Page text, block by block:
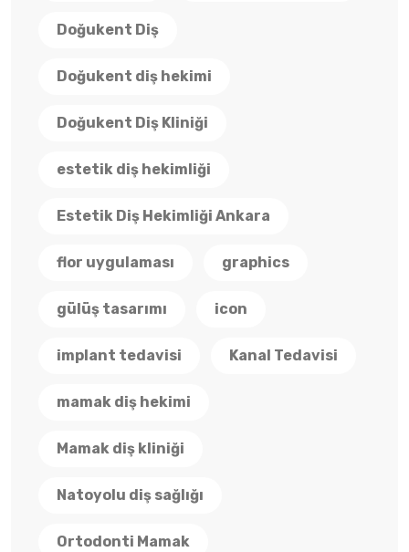
Doğukent Diş
Doğukent diş hekimi
Doğukent Diş Kliniği
estetik diş hekimliği
Estetik Diş Hekimliği Ankara
flor uygulaması graphics
gülüş tasarımı icon
implant tedavisi Kanal Tedavisi
mamak diş hekimi
Mamak diş kliniği
Natoyolu diş sağlığı
Ortodonti Mamak